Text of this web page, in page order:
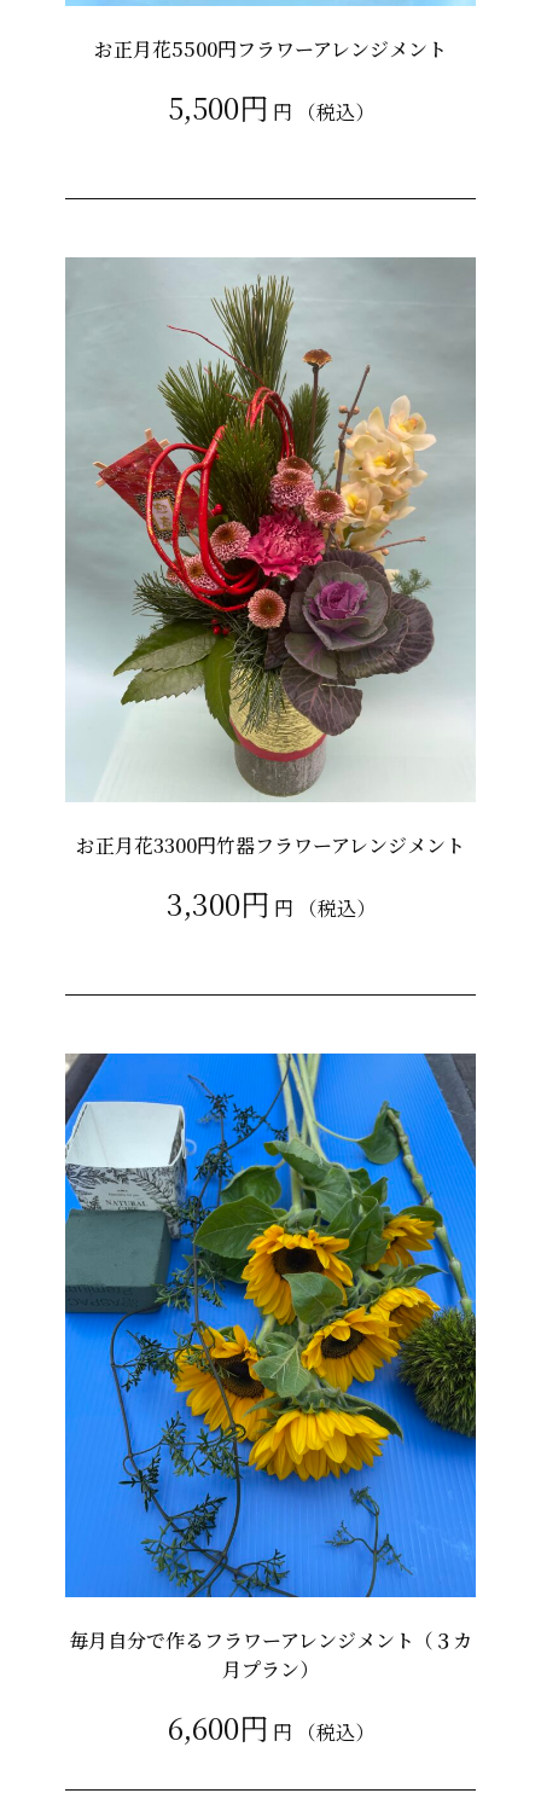
お正月花5500円フラワーアレンジメント
5,500円 円 （税込）
お正月花3300円竹器フラワーアレンジメント
3,300円 円 （税込）
毎月自分で作るフラワーアレンジメント（３カ
月プラン）
6,600円 円 （税込）